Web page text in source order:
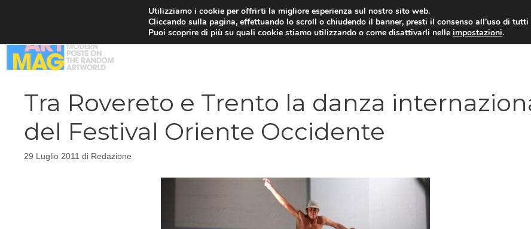
Tra Rovereto e Trento la danza
del Festival Oriente Occidente
29 Luglio 2011 di Redazione
Utilizziamo i cookie per offrirti la migliore esperienza sul nostro sito web.
Cliccando sulla pagina, effettuando lo scroll o chiudendo il banner, presti il consenso all’uso di
Puoi scoprire di più su quali cookie stiamo utilizzando o come disattivarli nelleimpostazioni.